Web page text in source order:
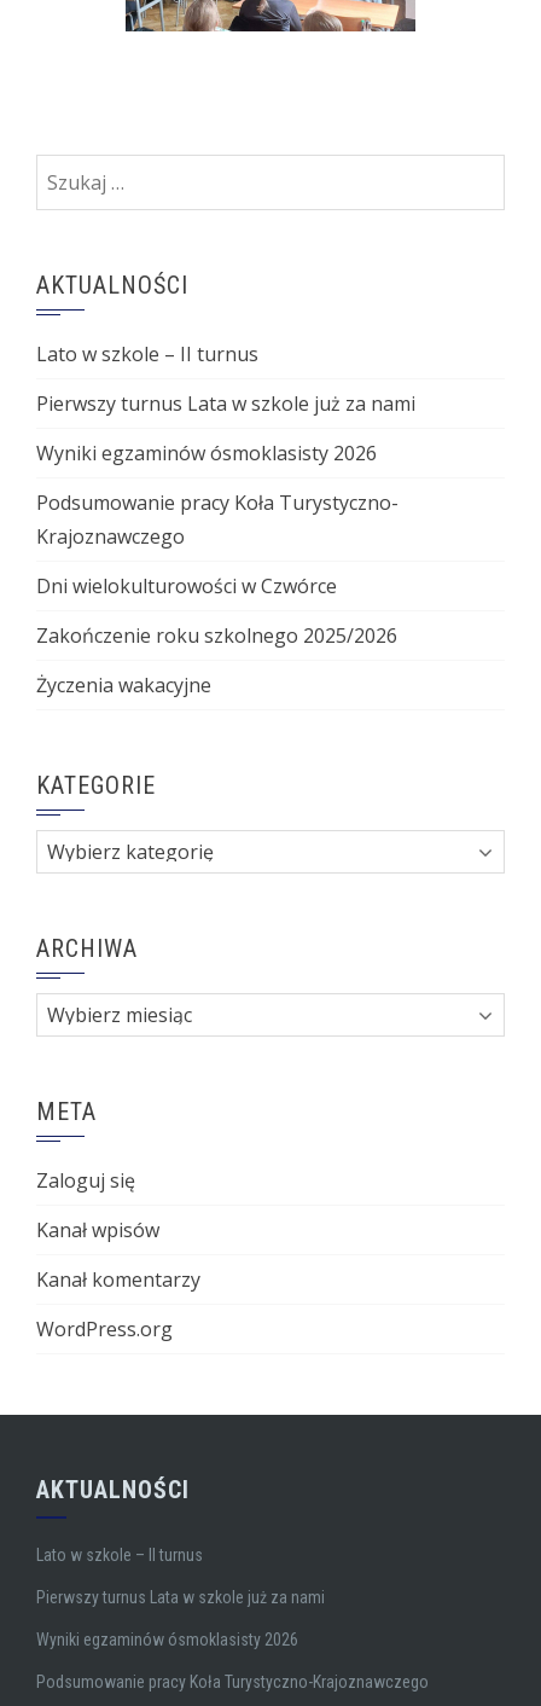
Szukaj:
AKTUALNOŚCI
Lato w szkole – II turnus
Pierwszy turnus Lata w szkole już za nami
Wyniki egzaminów ósmoklasisty 2026
Podsumowanie pracy Koła Turystyczno-
Krajoznawczego
Dni wielokulturowości w Czwórce
Zakończenie roku szkolnego 2025/2026
Życzenia wakacyjne
KATEGORIE
Kategorie
ARCHIWA
Archiwa
META
Zaloguj się
Kanał wpisów
Kanał komentarzy
WordPress.org
AKTUALNOŚCI
Lato w szkole – II turnus
Pierwszy turnus Lata w szkole już za nami
Wyniki egzaminów ósmoklasisty 2026
Podsumowanie pracy Koła Turystyczno-Krajoznawczego